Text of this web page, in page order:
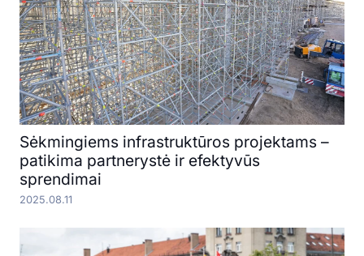
Sėkmingiems infrastruktūros projektams –
patikima partnerystė ir efektyvūs
sprendimai
2025.08.11